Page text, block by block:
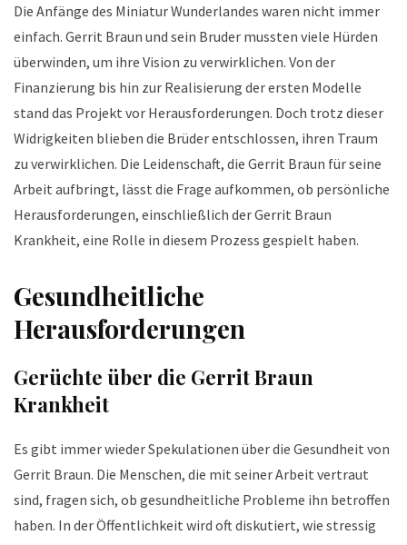
Die Anfänge des Miniatur Wunderlandes waren nicht immer
einfach. Gerrit Braun und sein Bruder mussten viele Hürden
überwinden, um ihre Vision zu verwirklichen. Von der
Finanzierung bis hin zur Realisierung der ersten Modelle
stand das Projekt vor Herausforderungen. Doch trotz dieser
Widrigkeiten blieben die Brüder entschlossen, ihren Traum
zu verwirklichen. Die Leidenschaft, die Gerrit Braun für seine
Arbeit aufbringt, lässt die Frage aufkommen, ob persönliche
Herausforderungen, einschließlich der Gerrit Braun
Krankheit, eine Rolle in diesem Prozess gespielt haben.
Gesundheitliche
Herausforderungen
Gerüchte über die Gerrit Braun
Krankheit
Es gibt immer wieder Spekulationen über die Gesundheit von
Gerrit Braun. Die Menschen, die mit seiner Arbeit vertraut
sind, fragen sich, ob gesundheitliche Probleme ihn betroffen
haben. In der Öffentlichkeit wird oft diskutiert, wie stressig